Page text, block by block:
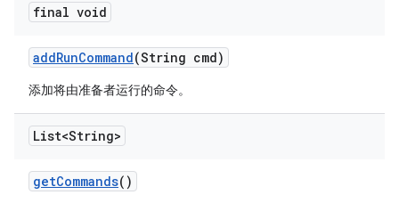
final void
addRunCommand(String cmd)
添加将由准备者运行的命令。
List<String>
getCommands()